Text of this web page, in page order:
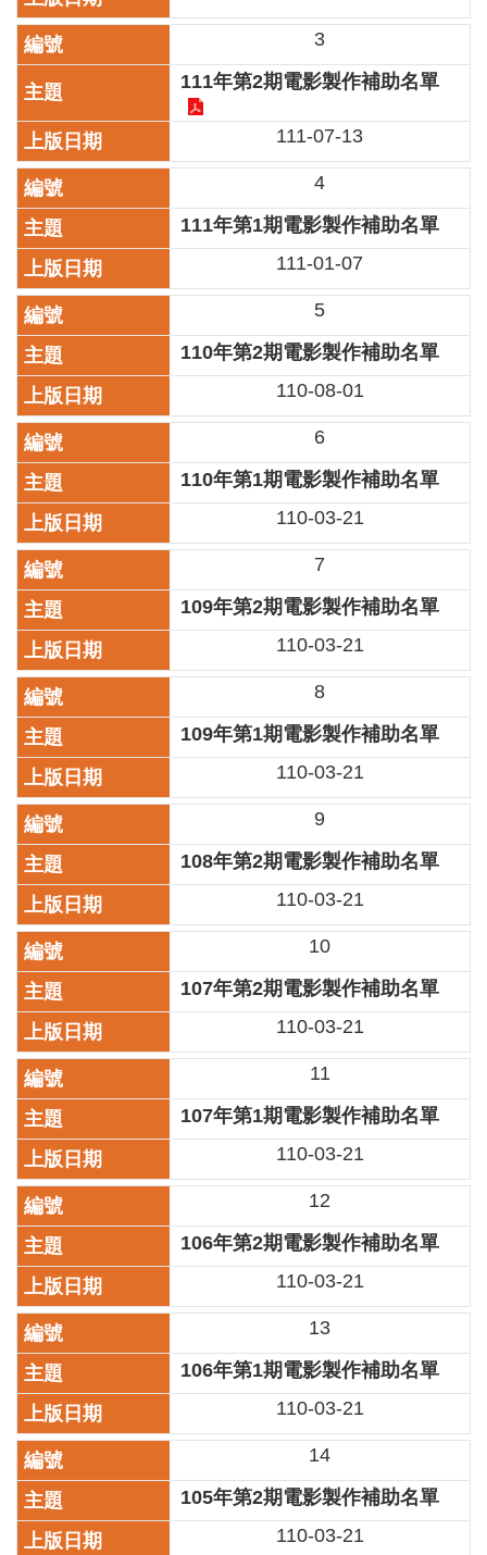
空
間
歷
年
文
化
節
慶
廉
政
專
區
珍
貴
文
化
資
源
補
助/
申
請
案
件
政
府
公
開
資
訊
聯
絡
資
訊
影
音
專
區
回
首
頁
網
站
導
覽
陳
情
系
統
雙
詞
彙
台
北
3
111年第2期電影製作補助名單
111-07-13
4
111年第1期電影製作補助名單
111-01-07
5
110年第2期電影製作補助名單
110-08-01
6
110年第1期電影製作補助名單
110-03-21
7
109年第2期電影製作補助名單
110-03-21
8
109年第1期電影製作補助名單
110-03-21
9
108年第2期電影製作補助名單
110-03-21
10
107年第2期電影製作補助名單
110-03-21
11
107年第1期電影製作補助名單
110-03-21
12
106年第2期電影製作補助名單
110-03-21
13
106年第1期電影製作補助名單
110-03-21
14
105年第2期電影製作補助名單
110-03-21